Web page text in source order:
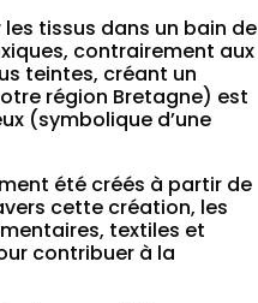
tissus dans un bain de
contrairement aux
teintes, créant un
région Bretagne) est
(symbolique d’une
été créés à partir de
cette création, les
textiles et
contribuer à la